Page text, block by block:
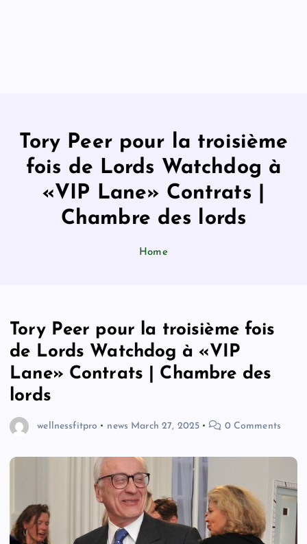
Tory Peer pour la troisième
fois de Lords Watchdog à
«VIP Lane» Contrats |
Chambre des lords
Home
Tory Peer pour la troisième fois
de Lords Watchdog à «VIP
Lane» Contrats | Chambre des
lords
wellnessfitpro news March 27, 2025 0 Comments